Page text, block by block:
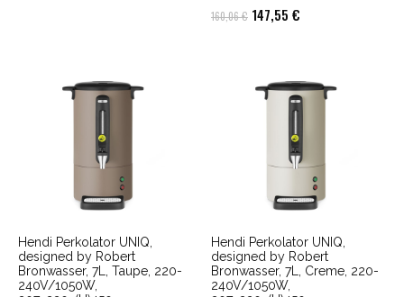
160,06€ Ursprünglicher
160,06 €
147,55 €
147,55 €.
Hendi Perkolator UNIQ,
designed by Robert
Bronwasser, 7L, Taupe, 220-
240V/1050W,
Hendi Perkolator UNIQ,
designed by Robert
Bronwasser, 7L, Creme, 220-
240V/1050W,